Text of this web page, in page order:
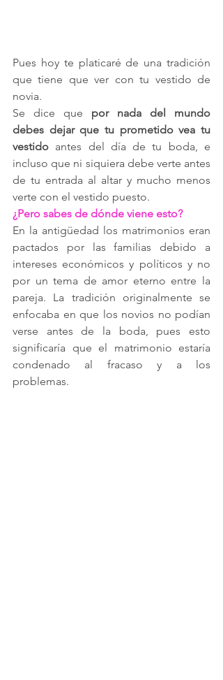
Pues hoy te platicaré de una tradición
que tiene que ver con tu vestido de
novia.
Se dice que por nada del mundo
debes dejar que tu prometido vea tu
vestido antes del día de tu boda, e
incluso que ni siquiera debe verte antes
de tu entrada al altar y mucho menos
verte con el vestido puesto.
¿Pero sabes de dónde viene esto?
En la antigüedad los matrimonios eran
pactados por las familias debido a
intereses económicos y políticos y no
por un tema de amor eterno entre la
pareja. La tradición originalmente se
enfocaba en que los novios no podían
verse antes de la boda, pues esto
significaría que el matrimonio estaría
condenado al fracaso y a los
problemas.